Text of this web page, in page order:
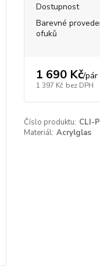
Dostupnost
Barevné
ofuků
1 690 Kč/pár
1 397 Kč bez DPH
Číslo produktu: CLI-
Materiál: Acrylglas